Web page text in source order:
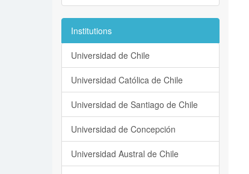
Institutions
Universidad de Chile
Universidad Católica de Chile
Universidad de Santiago de Chile
Universidad de Concepción
Universidad Austral de Chile